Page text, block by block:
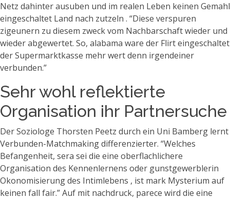
Netz dahinter ausuben und im realen Leben keinen Gemahl
eingeschaltet Land nach zutzeln . “Diese verspuren
zigeunern zu diesem zweck vom Nachbarschaft wieder und
wieder abgewertet. So, alabama ware der Flirt eingeschaltet
der Supermarktkasse mehr wert denn irgendeiner
verbunden.”
Sehr wohl reflektierte
Organisation ihr Partnersuche
Der Soziologe Thorsten Peetz durch ein Uni Bamberg lernt
Verbunden-Matchmaking differenzierter. “Welches
Befangenheit, sera sei die eine oberflachlichere
Organisation des Kennenlernens oder gunstgewerblerin
Okonomisierung des Intimlebens , ist mark Mysterium auf
keinen fall fair.” Auf mit nachdruck, parece wird die eine